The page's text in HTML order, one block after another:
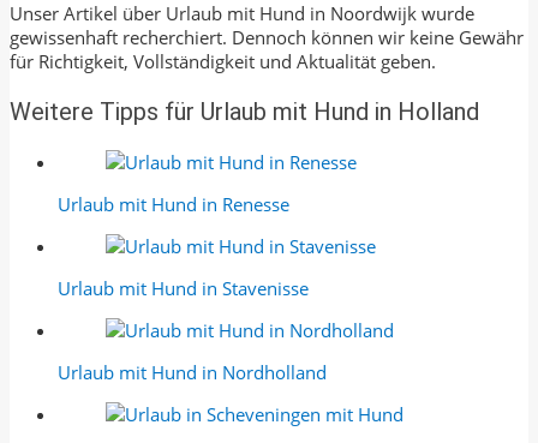
Unser Artikel über Urlaub mit Hund in Noordwijk wurde
gewissenhaft recherchiert. Dennoch können wir keine Gewähr
für Richtigkeit, Vollständigkeit und Aktualität geben.
Weitere Tipps für Urlaub mit Hund in Holland
Urlaub mit Hund in Renesse
Urlaub mit Hund in Stavenisse
Urlaub mit Hund in Nordholland